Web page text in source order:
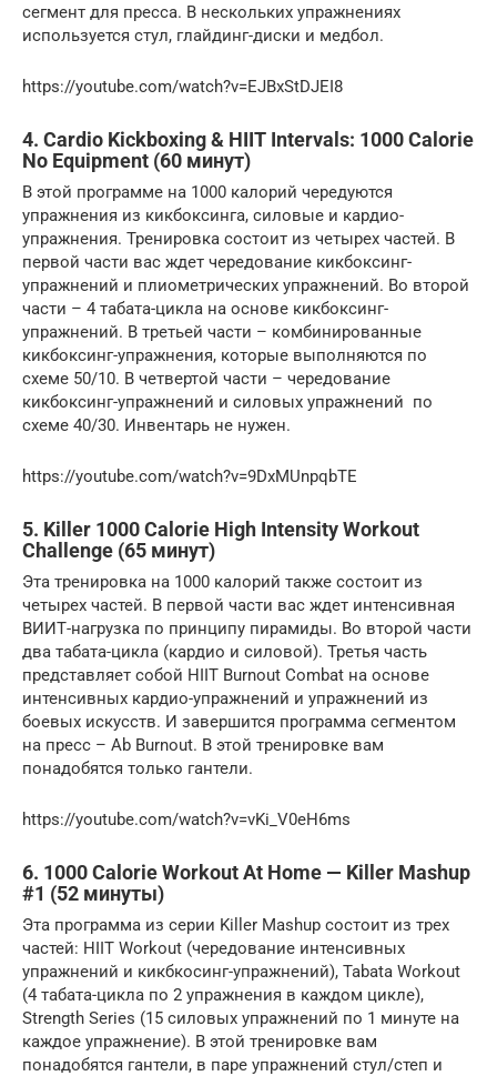
сегмент для пресса. В нескольких упражнениях
используется стул, глайдинг-диски и медбол.
https://youtube.com/watch?v=EJBxStDJEI8
4. Cardio Kickboxing & HIIT Intervals: 1000 Calorie
No Equipment (60 минут)
В этой программе на 1000 калорий чередуются
упражнения из кикбоксинга, силовые и кардио-
упражнения. Тренировка состоит из четырех частей. В
первой части вас ждет чередование кикбоксинг-
упражнений и плиометрических упражнений. Во второй
части – 4 табата-цикла на основе кикбоксинг-
упражнений. В третьей части – комбинированные
кикбоксинг-упражнения, которые выполняются по
схеме 50/10. В четвертой части – чередование
кикбоксинг-упражнений и силовых упражнений по
схеме 40/30. Инвентарь не нужен.
https://youtube.com/watch?v=9DxMUnpqbTE
5. Killer 1000 Calorie High Intensity Workout
Challenge (65 минут)
Эта тренировка на 1000 калорий также состоит из
четырех частей. В первой части вас ждет интенсивная
ВИИТ-нагрузка по принципу пирамиды. Во второй части
два табата-цикла (кардио и силовой). Третья часть
представляет собой HIIT Burnout Combat на основе
интенсивных кардио-упражнений и упражнений из
боевых искусств. И завершится программа сегментом
на пресс – Ab Burnout. В этой тренировке вам
понадобятся только гантели.
https://youtube.com/watch?v=vKi_V0eH6ms
6. 1000 Calorie Workout At Home — Killer Mashup
#1 (52 минуты)
Эта программа из серии Killer Mashup состоит из трех
частей: HIIT Workout (чередование интенсивных
упражнений и кикбкосинг-упражнений), Tabata Workout
(4 табата-цикла по 2 упражнения в каждом цикле),
Strength Series (15 силовых упражнений по 1 минуте на
каждое упражнение). В этой тренировке вам
понадобятся гантели, в паре упражнений стул/степ и